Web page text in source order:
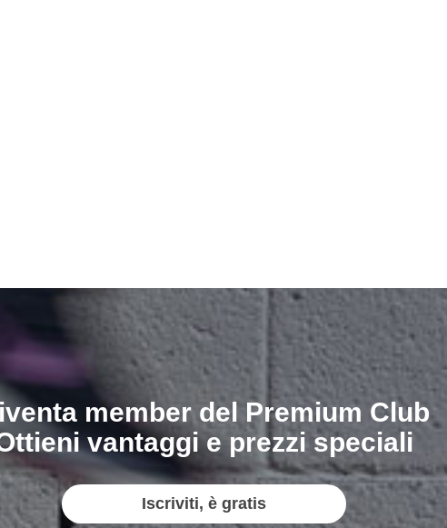
member del Premium Club
vantaggi e prezzi speciali
Iscriviti, è gratis